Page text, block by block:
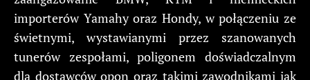
importerów Yamahy oraz Hondy, w połączeniu ze
świetnymi, wystawianymi przez szanowanych
tunerów zespołami, poligonem doświadczalnym
dla dostawców opon oraz takimi zawodnikami jak